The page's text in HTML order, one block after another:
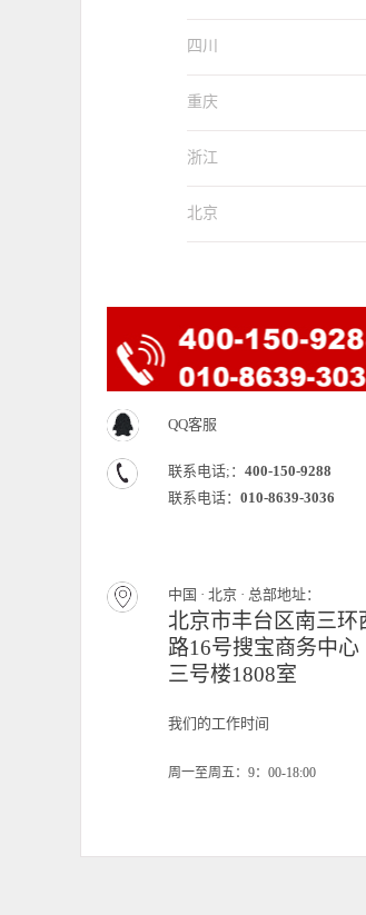
四川
重庆
浙江
北京
QQ客服
联系电话;： 400-150-9288
联系电话： 010-8639-3036
中国 · 北京 · 总部地址：
北京市丰台区南三环
路16号搜宝商务中心
三号楼1808室
我们的工作时间
周一至周五：9：00-18:00